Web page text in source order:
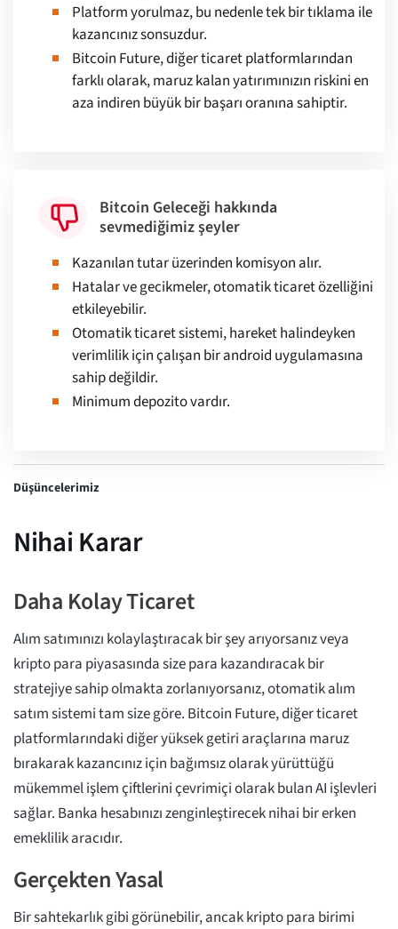
Platform yorulmaz, bu nedenle tek bir tıklama ile
kazancınız sonsuzdur.
Bitcoin Future, diğer ticaret platformlarından
farklı olarak, maruz kalan yatırımınızın riskini en
aza indiren büyük bir başarı oranına sahiptir.
Bitcoin Geleceği hakkında
sevmediğimiz şeyler
Kazanılan tutar üzerinden komisyon alır.
Hatalar ve gecikmeler, otomatik ticaret özelliğini
etkileyebilir.
Otomatik ticaret sistemi, hareket halindeyken
verimlilik için çalışan bir android uygulamasına
sahip değildir.
Minimum depozito vardır.
Düşüncelerimiz
Nihai Karar
Daha Kolay Ticaret
Alım satımınızı kolaylaştıracak bir şey arıyorsanız veya
kripto para piyasasında size para kazandıracak bir
stratejiye sahip olmakta zorlanıyorsanız, otomatik alım
satım sistemi tam size göre. Bitcoin Future, diğer ticaret
platformlarındaki diğer yüksek getiri araçlarına maruz
bırakarak kazancınız için bağımsız olarak yürüttüğü
mükemmel işlem çiftlerini çevrimiçi olarak bulan AI işlevleri
sağlar. Banka hesabınızı zenginleştirecek nihai bir erken
emeklilik aracıdır.
Gerçekten Yasal
Bir sahtekarlık gibi görünebilir, ancak kripto para birimi